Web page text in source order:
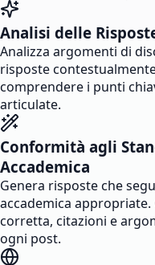
Analisi delle
Analizza argomenti di
risposte
comprendere i punti
articulate.
Conformità agli
Accademica
Genera risposte che
accademica
corretta, citazioni e
ogni post.